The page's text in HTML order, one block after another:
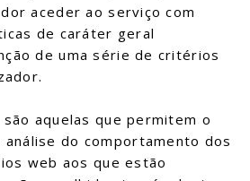
aceder ao serviço com
de caráter geral
de uma série de critérios
aquelas que permitem o
análise do comportamento dos
web aos que estão